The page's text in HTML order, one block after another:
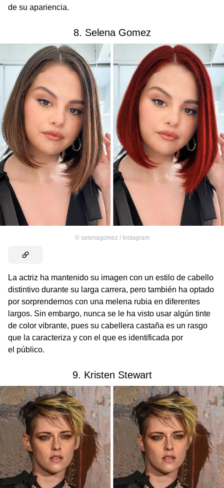
de su apariencia.
8. Selena Gomez
© selenagomez / Instagram
La actriz ha mantenido su imagen con un estilo de cabello
distintivo durante su larga carrera, pero también ha optado
por sorprendernos con una melena rubia en diferentes
largos. Sin embargo, nunca se le ha visto usar algún tinte
de color vibrante, pues su cabellera castaña es un rasgo
que la caracteriza y con el que es identificada por
el público.
9. Kristen Stewart